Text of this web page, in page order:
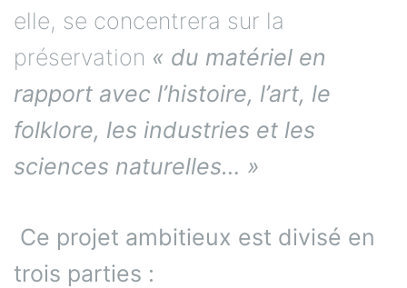
elle, se concentrera sur la
préservation « du matériel en
rapport avec l’histoire, l’art, le
folklore, les industries et les
sciences naturelles… »
Ce projet ambitieux est divisé en
trois parties :